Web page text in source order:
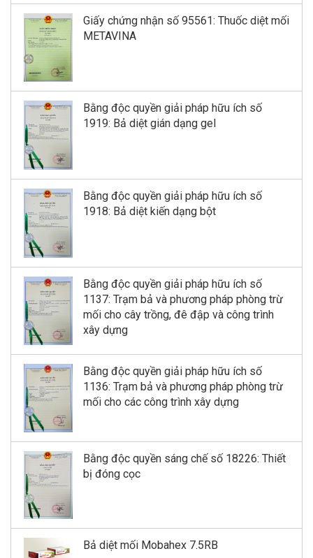
Giấy chứng nhận số 95561: Thuốc diệt mối
METAVINA
Bằng độc quyền giải pháp hữu ích số
1919: Bả diệt gián dạng gel
Bằng độc quyền giải pháp hữu ích số
1918: Bả diệt kiến dạng bột
Bằng độc quyền giải pháp hữu ích số
1137: Trạm bả và phương pháp phòng trừ
mối cho cây trồng, đê đập và công trình
xây dựng
Bằng độc quyền giải pháp hữu ích số
1136: Trạm bả và phương pháp phòng trừ
mối cho các công trình xây dựng
Bằng độc quyền sáng chế số 18226: Thiết
bị đóng cọc
Bả diệt mối Mobahex 7.5RB